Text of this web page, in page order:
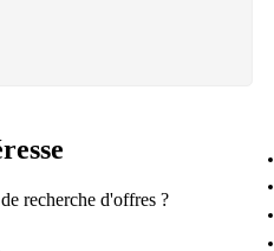
recherche d'offres ?